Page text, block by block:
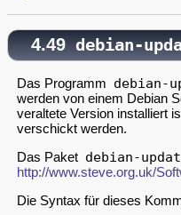
4.49 debian-
Das Programm debian-
werden von einem Debian
veraltete Version installiert
verschickt werden.
Das Paket debian-
http://www.steve.org.uk/
Die Syntax für dieses